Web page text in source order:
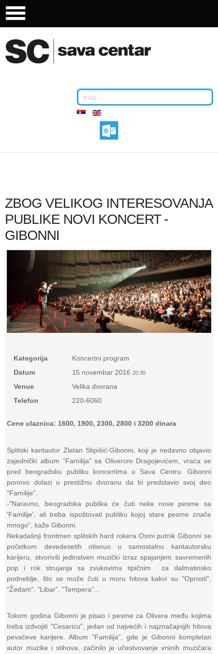
ZBOG VELIKOG INTERESOVANJA
PUBLIKE NOVI KONCERT -
GIBONNI
Kategorija
Koncertni program
Datum
15 novembar 2016 20:30
Venue
Velika dvorana
Telefon
220-6060
Cene ulaznica: 1600, 1900, 2300, 2800 i 3200 dinara
Splitski kantautor Zlatan Stipišić-Gibonni, koji je nedavno objavio
zajednički album "Familija" sa Oliverom Dragojevićem, vraća se
pred beogradsku publiku koncertima u Sava Centru. Gibonni
ponovo dolazi u prestižnu dvoranu da bi predstavio svoj deo
"Familije".
-"Naravno, beogradska publika će čuti neke nove pesme sa
'Familije', ali treba ispoštovati publiku kojoj stare pesme znače
mnogo”, kaže Gibonni.
Nekadašnji frontmen splitskih hard rokera Osmi putnik Gibonni se
početkom devedesetih otisnuo u samostalnu kantautorsku
karijeru, stvorivši jedinstven muzički izraz spajanjem savremenih
pop i rok strujanja sa zvukovima tipičnim za dalmatinsko
podneblje, što se može čuti u moru hitova kakvi su "Oprosti",
"Žedam", "Libar", "Tempera"...
Tokom godina Gibonni je pisao i pesme za Olivera među kojima
treba izdvojiti "Cesaricu", jedan od najvećih i najznačajnijih hitova
pevačeve karijere. Album "Familija", gde je Gibonni kompletan
autor muzike i stihova, začinilo je učestvovanje vrsnih muzičara